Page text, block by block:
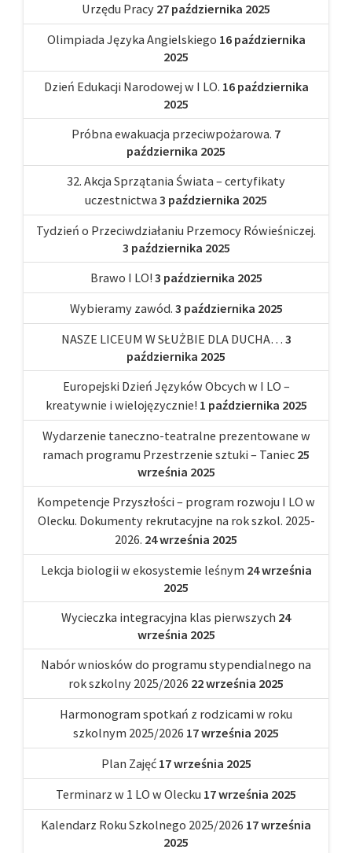
Urzędu Pracy 27 października 2025
Olimpiada Języka Angielskiego 16 października
2025
Dzień Edukacji Narodowej w I LO. 16 października
2025
Próbna ewakuacja przeciwpożarowa. 7
października 2025
32. Akcja Sprzątania Świata – certyfikaty
uczestnictwa 3 października 2025
Tydzień o Przeciwdziałaniu Przemocy Rówieśniczej.
3 października 2025
Brawo I LO! 3 października 2025
Wybieramy zawód. 3 października 2025
NASZE LICEUM W SŁUŻBIE DLA DUCHA… 3
października 2025
Europejski Dzień Języków Obcych w I LO –
kreatywnie i wielojęzycznie! 1 października 2025
Wydarzenie taneczno-teatralne prezentowane w
ramach programu Przestrzenie sztuki – Taniec 25
września 2025
Kompetencje Przyszłości – program rozwoju I LO w
Olecku. Dokumenty rekrutacyjne na rok szkol. 2025-
2026. 24 września 2025
Lekcja biologii w ekosystemie leśnym 24 września
2025
Wycieczka integracyjna klas pierwszych 24
września 2025
Nabór wniosków do programu stypendialnego na
rok szkolny 2025/2026 22 września 2025
Harmonogram spotkań z rodzicami w roku
szkolnym 2025/2026 17 września 2025
Plan Zajęć 17 września 2025
Terminarz w 1 LO w Olecku 17 września 2025
Kalendarz Roku Szkolnego 2025/2026 17 września
2025